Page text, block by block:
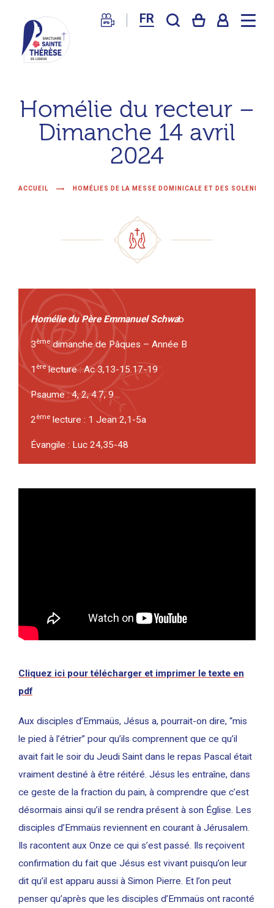
FR
Lisieux
Homélie du recteur –
Dimanche 14 avril
2024
ACCUEIL HOMÉLIES DE LA MESSE DOMINICALE ET DES
Homélie du Père Emmanuel Schwab
3èmedimanche de Pâques – Année B
1 èrelecture : Ac 3,13-15.17-19
Psaume : 4, 2, 4.7, 9
2ème lecture : 1 Jean 2,1-5a
Évangile : Luc 24,35-48
Cliquez ici pour télécharger et imprimer le texte en
pdf
Aux disciples d’Emmaüs, Jésus a, pourrait-on dire, “mis
le pied à l’étrier” pour qu’ils comprennent que ce qu’il
avait fait le soir du Jeudi Saint dans le repas Pascal était
vraiment destiné à être réitéré. Jésus les entraîne, dans
ce geste de la fraction du pain, à comprendre que c’est
désormais ainsi qu’il se rendra présent à son Église. Les
disciples d’Emmaüs reviennent en courant à Jérusalem.
Ils racontent aux Onze ce qui s’est passé. Ils reçoivent
confirmation du fait que Jésus est vivant puisqu’on leur
dit qu’il est apparu aussi à Simon Pierre. Et l’on peut
penser qu’après que les disciples d’Emmaüs ont raconté